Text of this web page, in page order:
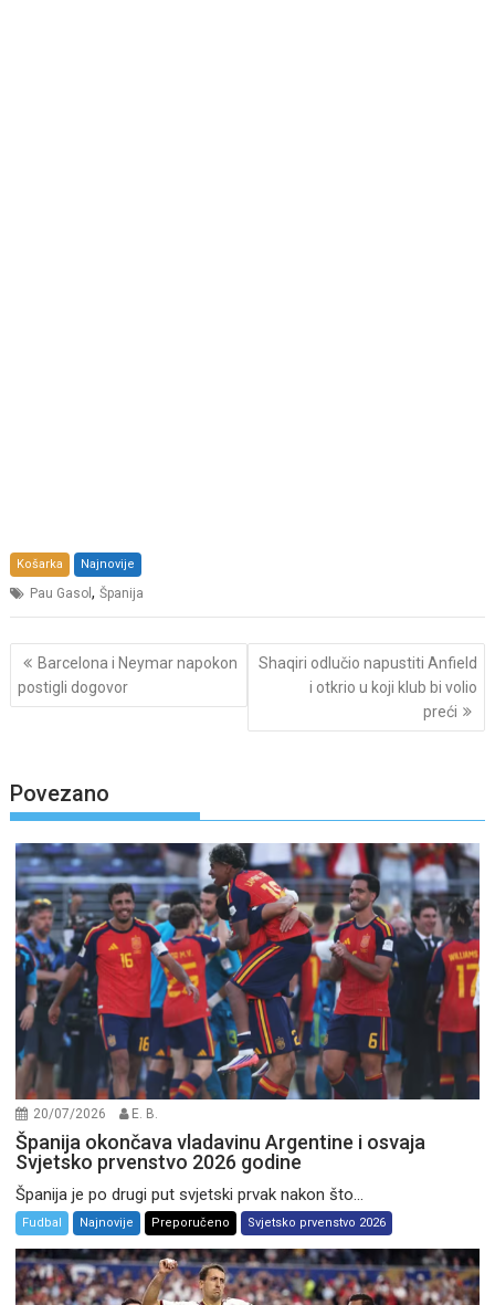
Košarka Najnovije
Pau Gasol,Španija
Post
navigation
Barcelona i Neymar napokon
postigli dogovor
Shaqiri odlučio napustiti Anfield
i otkrio u koji klub bi volio
preći
Povezano
20/07/2026 E. B.
Španija okončava vladavinu Argentine i osvaja
Svjetsko prvenstvo 2026 godine
Španija je po drugi put svjetski prvak nakon što...
Fudbal Najnovije Preporučeno Svjetsko prvenstvo 2026